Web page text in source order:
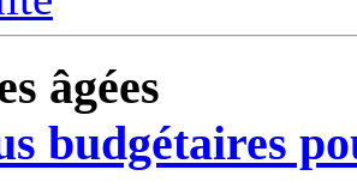
âgées
budgétaires